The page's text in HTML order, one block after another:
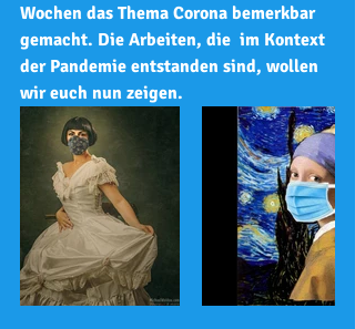
Wochen das Thema Corona bemerkbar
gemacht. Die Arbeiten, die  im Kontext
der Pandemie entstanden sind, wollen
wir euch nun zeigen.